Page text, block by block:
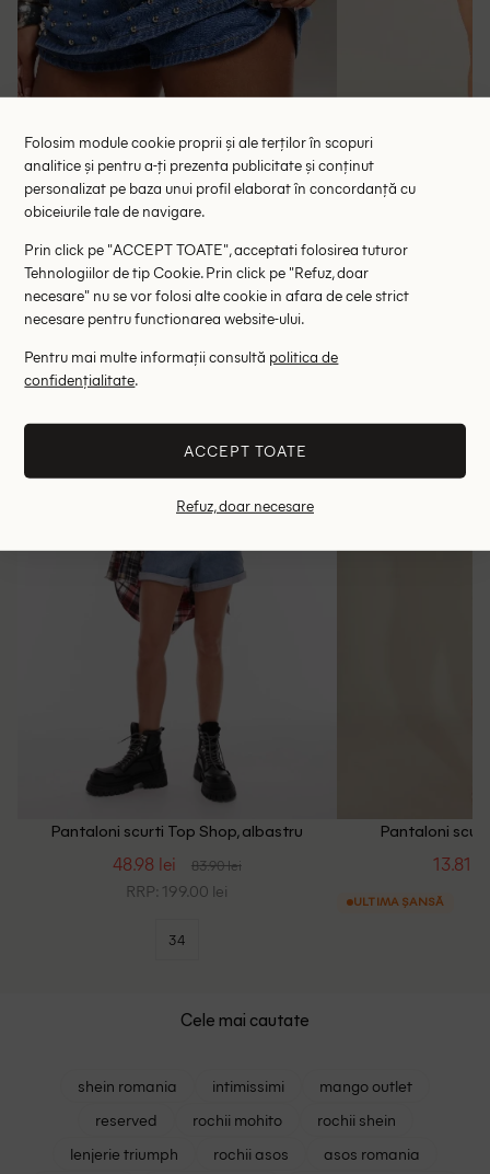
Fusta pantalon Normani, bleumarin
75.90 lei
RRP: 152.00 lei
W25
- 42%
Pantaloni scurti Top Shop, albastru
48.98 lei 83.90 lei
RRP: 199.00 lei
34
- 79%
Pantaloni
13.81
ULTIMA ȘANSĂ
Cele mai cautate
shein romania intimissimi
mango outlet
reserved
rochii mohito
rochii shein
lenjerie triumph
rochii asos
asos romania
Folosim module cookie proprii și ale terților în scopuri
analitice și pentru a-ți prezenta publicitate și conținut
personalizat pe baza unui profil elaborat în concordanță cu
obiceiurile tale de navigare.
Prin click pe "ACCEPT TOATE", acceptati folosirea tuturor
Tehnologiilor de tip Cookie. Prin click pe "Refuz, doar
necesare" nu se vor folosi alte cookie in afara de cele strict
necesare pentru functionarea website-ului.
Pentru mai multe informații consultă politica de
confidențialitate.
ACCEPT TOATE
Refuz, doar necesare